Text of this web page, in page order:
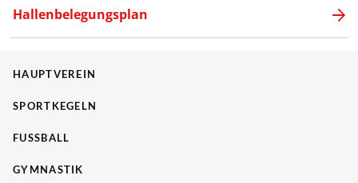
Hallenbelegungsplan
HAUPTVEREIN
SPORTKEGELN
FUSSBALL
GYMNASTIK